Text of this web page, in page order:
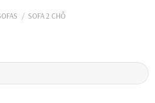
/ SOFA 2 CHỖ